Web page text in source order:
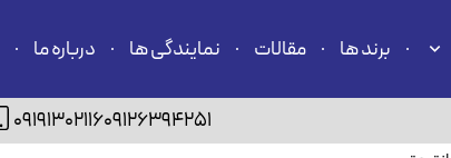
برند ها مقالات نمایندگی ها درباره ما
09126394251
09191302116